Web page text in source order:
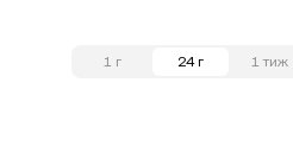
1 г 24 г 1 тиж